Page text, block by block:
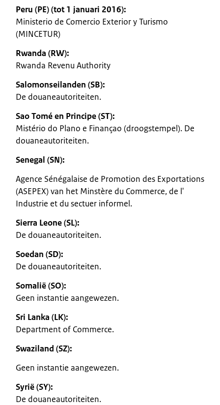
Peru (PE) (tot 1 januari 2016):
Ministerio de Comercio Exterior y Turismo
(MINCETUR)
Rwanda (RW):
Rwanda Revenu Authority
Salomonseilanden (SB):
De douaneautoriteiten.
Sao Tomé en Principe (ST):
Mistério do Plano e Finançao (droogstempel). De
douaneautoriteiten.
Senegal (SN):
Agence Sénégalaise de Promotion des Exportations
(ASEPEX) van het Minstère du Commerce, de l'
Industrie et du sectuer informel.
Sierra Leone (SL):
De douaneautoriteiten.
Soedan (SD):
De douaneautoriteiten.
Somalië (SO):
Geen instantie aangewezen.
Sri Lanka (LK):
Department of Commerce.
Swaziland (SZ):
Geen instantie aangewezen.
Syrië (SY):
De douaneautoriteiten.